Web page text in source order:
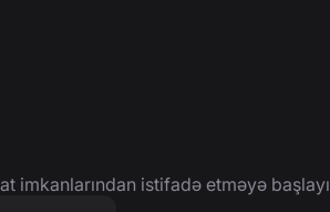
imkanlarından istifadə etməyə